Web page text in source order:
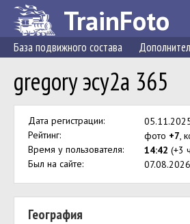
TrainFoto
База подвижного состава
gregory эсу2а 365
Дата регистрации:
Рейтинг:
фото +7,
Время у пользователя:
14:42 (+3
Был на сайте:
География